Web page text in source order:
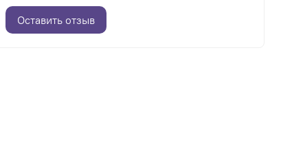
Оставить отзыв